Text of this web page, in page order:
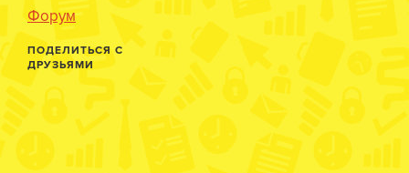
Форум
ПОДЕЛИТЬСЯ С
ДРУЗЬЯМИ